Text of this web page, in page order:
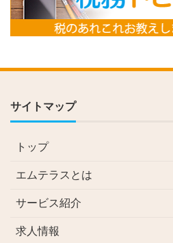
サイトマップ
トップ
エムテラスとは
サービス紹介
求人情報